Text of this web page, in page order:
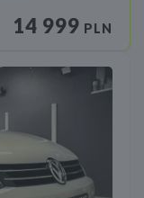
14 999 PLN